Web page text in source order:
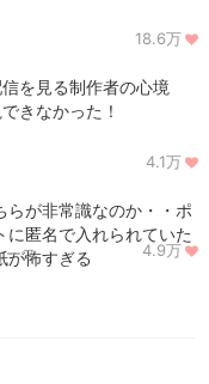
18.6万
を見る制作者の心境
きなかった！
4.1万
らが非常識なのか・・ポ
に匿名で入れられていた
が怖すぎる
ース 4.9万